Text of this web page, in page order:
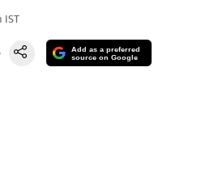
IST
Add as a preferred
source on Google